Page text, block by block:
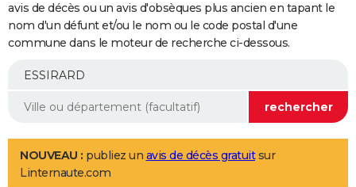
Retraite
Epargne
Immobilier
Risques naturels par ville
Banque
Assurance
AUTO
Essais
Réserver un essai
Citadines
Berlines
SUV
Forum auto
+
Mobiles
Meilleur smartphone
Internet
Ordinateurs
Jeux vidéo
Guide high-tech
Aménagement intérieur
LIFESTYLE
Art de vivre
Bien-être
Loisirs
Mode
Modes de vie
avis de décès ou un avis d'obsèques plus ancien en tapant le
nom d'un défunt et/ou le nom ou le code postal d'une
commune dans le moteur de recherche ci-dessous.
NOUVEAU : publiez un avis de décès gratuitsur
Linternaute.com